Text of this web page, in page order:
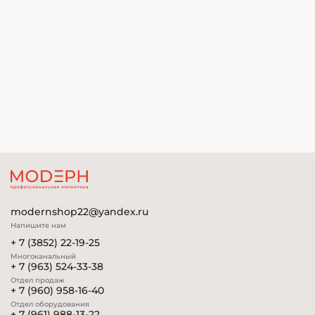
modernshop22@yandex.ru
Напишите нам
+ 7 (3852) 22-19-25
Многоканальный
+ 7 (963) 524-33-38
Отдел продаж
+ 7 (960) 958-16-40
Отдел оборудования